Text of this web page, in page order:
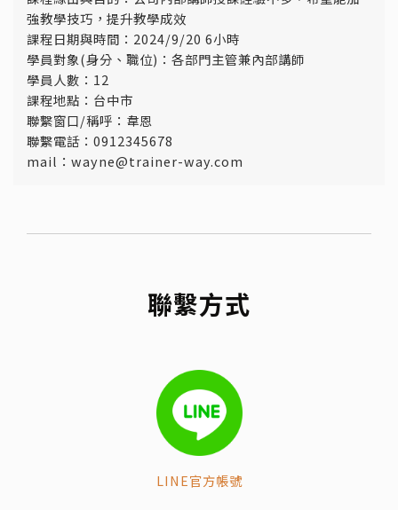
強教學技巧，提升教學成效
課程日期與時間：2024/9/20 6小時
學員對象(身分、職位)：各部門主管兼內部講師
學員人數：12
課程地點：台中市
聯繫窗口/稱呼：韋恩
聯繫電話：0912345678
mail： wayne@trainer-way.com
聯繫方式
LINE官方帳號